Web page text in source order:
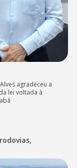
agradeceu a
lei voltada à